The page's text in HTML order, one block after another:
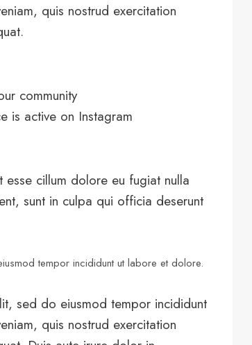
quis nostrud exercitation
community
is active on Instagram
cillum dolore eu fugiat nulla
sunt in culpa qui officia deserunt
tempor incididunt ut labore et dolore.
sed do eiusmod tempor incididunt
quis nostrud exercitation